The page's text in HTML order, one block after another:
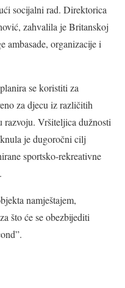
socijalni rad. Direktorica
zahvalila je Britanskoj
ambasade, organizacije i
se koristiti za
za djecu iz različitih
razvoju. Vršiteljica dužnosti
je dugoročni cilj
sportsko-rekreativne
namještajem,
što će se obezbijediti